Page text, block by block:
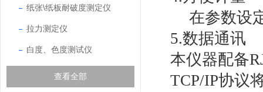
纸张\纸板耐破度测定仪
拉力测定仪
白度、色度测试仪
查看全部
在参数设
5.数据通讯
本仪器配备
TCP/IP协议